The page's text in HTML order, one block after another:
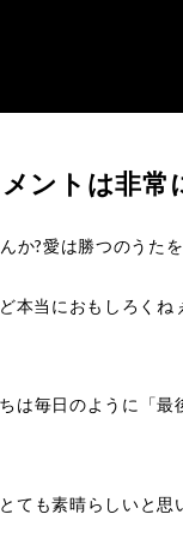
ントは非常
か?愛は勝つのうた
本当におもしろくね
は毎日のように「
ても素晴らしいと思